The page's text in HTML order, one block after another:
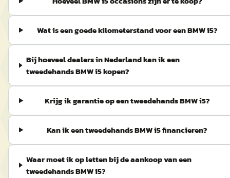
Wat is een goede kilometerstand voor een BMW i5?
Bij hoeveel dealers in Nederland kan ik een
tweedehands BMW i5 kopen?
Krijg ik garantie op een tweedehands BMW i5?
Kan ik een tweedehands BMW i5 financieren?
Waar moet ik op letten bij de aankoop van een
tweedehands BMW i5?